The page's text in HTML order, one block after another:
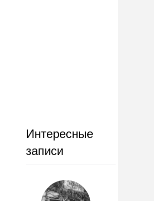
Интересные
записи